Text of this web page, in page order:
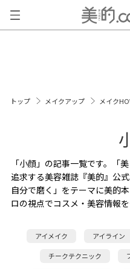
トップ メイクアップ メイク
「小顔」の記事一覧です。「
追求する美容雑誌『美的』公
自分で磨く」をテーマに美的
ロの視点でコスメ・美容情報を
アイメイク アイライン
チークテクニック